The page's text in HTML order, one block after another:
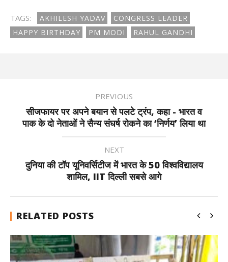
TAGS: AKHILESH YADAV
CONGRESS LEADER
HAPPY BIRTHDAY
PM MODI RAHUL GANDHI
PREVIOUS
सीजफायर पर अपने बयान से पलटे ट्रंप, कहा - भारत व
पाक के दो नेताओं ने सैन्य संघर्ष रोकने का ‘निर्णय’ लिया था
NEXT
दुनिया की टॉप यूनिवर्सिटीज में भारत के 50 विश्वविद्यालय
शामिल, IIT दिल्ली सबसे आगे
RELATED POSTS